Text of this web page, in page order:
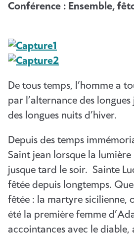
Conférence : Ensemble,
De tous temps, l’homme a
par l’alternance des longues
des longues nuits d’hiver.
Depuis des temps
Saint jean lorsque la
jusque tard le soir. Sainte
fêtée depuis longtemps.
fêtée : la martyre sicilienne,
été la première femme
accointances avec le diable,